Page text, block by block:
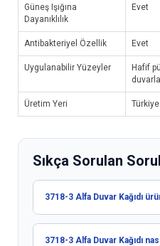
Güneş Işığına
Dayanıklılık
Evet
Antibakteriyel Özellik Evet
Uygulanabilir Yüzeyler
Hafif
Üretim Yeri Türkiye
Sıkça Sorulan
3718-3 Alfa Duvar Kağıdı
3718-3 Alfa Duvar Kağıdı